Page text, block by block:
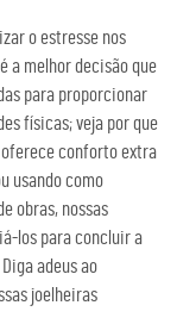
o estresse nos
a melhor decisão que
para proporcionar
físicas; veja por que
conforto extra
usando como
obras, nossas
los para concluir a
adeus ao
joelheiras